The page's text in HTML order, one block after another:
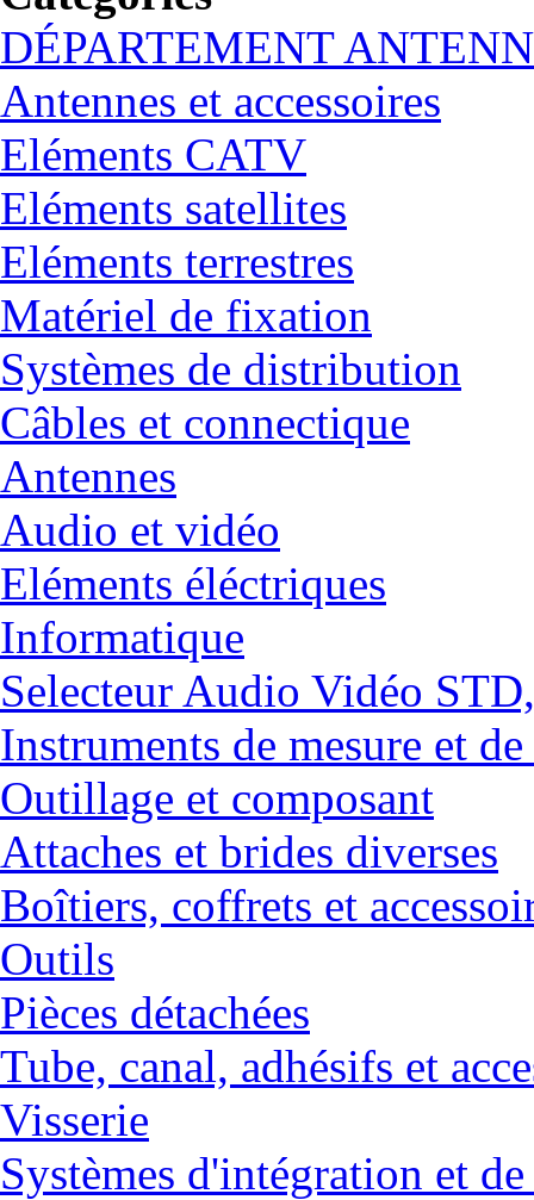
DÉPARTEMENT
Antennes et accessoires
Eléments CATV
Eléments satellites
Eléments terrestres
Matériel de fixation
Systèmes de distribution
Câbles et connectique
Antennes
Audio et vidéo
Eléments éléctriques
Informatique
Selecteur Audio Vidéo
Instruments de mesure et
Outillage et composant
Attaches et brides diverses
Boîtiers, coffrets et
Outils
Pièces détachées
Tube, canal, adhésifs et
Visserie
Systèmes d'intégration et